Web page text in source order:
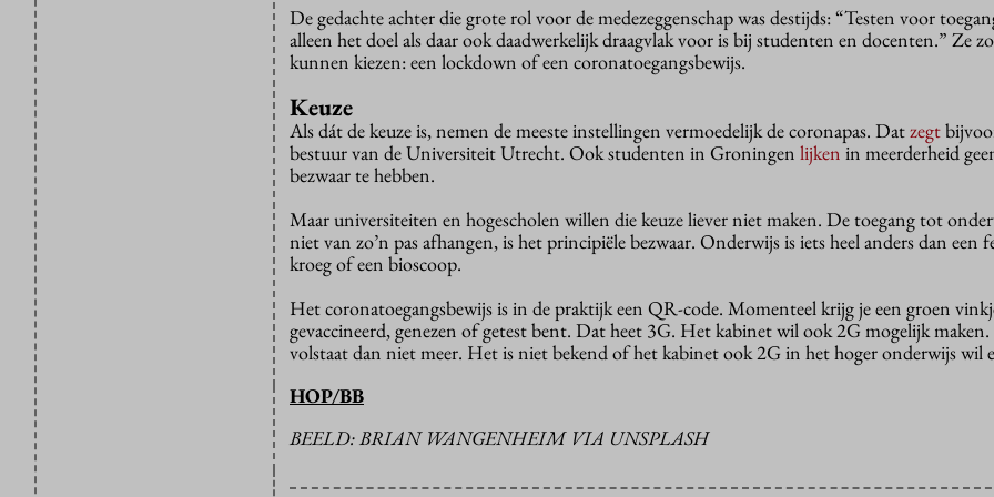
De gedachte achter die grote rol voor de medezeggenschap was destijds: “Testen voor
alleen het doel als daar ook daadwerkelijk draagvlak voor is bij studenten en docenten.” Ze
kunnen kiezen: een lockdown of een coronatoegangsbewijs.
Keuze
Als dát de keuze is, nemen de meeste instellingen vermoedelijk de coronapas. Datzegt
bestuur van de Universiteit Utrecht. Ook studenten in Groningen lijken in meerderheid
bezwaar te hebben.
Maar universiteiten en hogescholen willen die keuze liever niet maken. De toegang tot
niet van zo’n pas afhangen, is het principiële bezwaar. Onderwijs is iets heel anders dan een
kroeg of een bioscoop.
Het coronatoegangsbewijs is in de praktijk een QR-code. Momenteel krijg je een groen
gevaccineerd, genezen of getest bent. Dat heet 3G. Het kabinet wil ook 2G mogelijk maken.
volstaat dan niet meer. Het is niet bekend of het kabinet ook 2G in het hoger onderwijs wil
HOP/BB
BEELD: BRIAN WANGENHEIM VIA UNSPLASH